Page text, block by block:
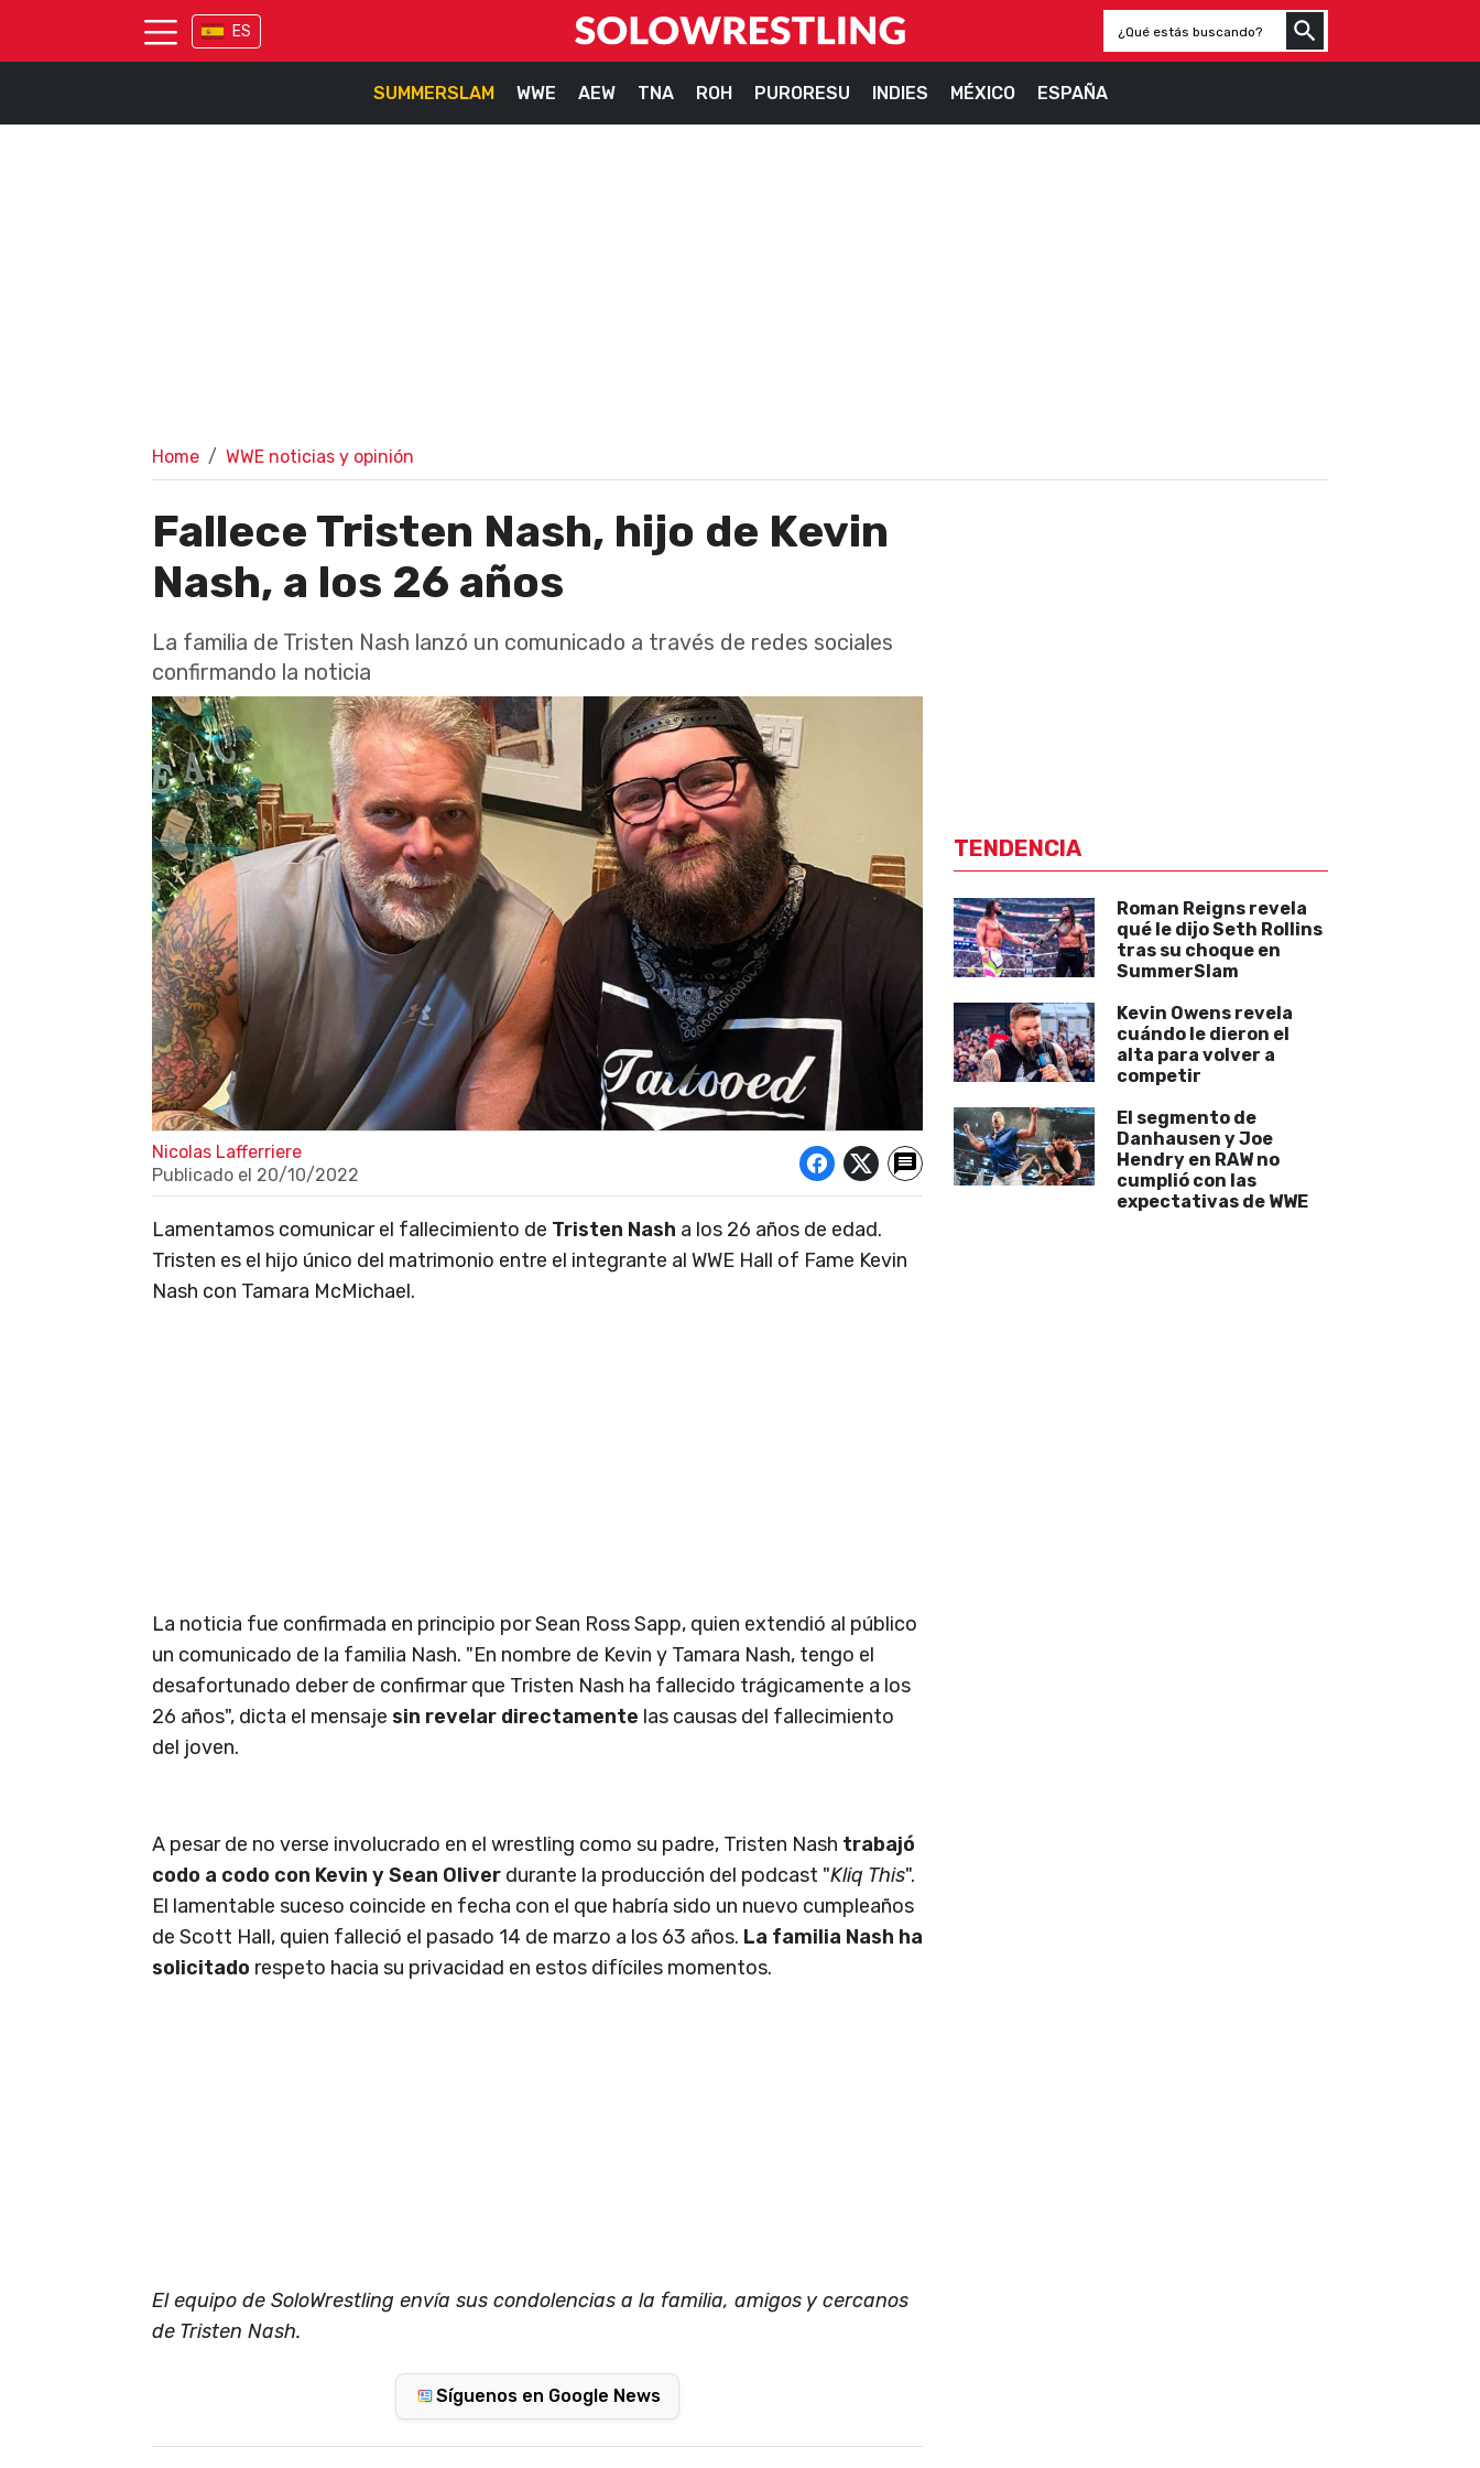
ES
SUMMERSLAM WWE AEW TNA ROH PURORESU INDIES MÉXICO ESPAÑA
Home WWE noticias y opinión
Fallece Tristen Nash, hijo de Kevin
Nash, a los 26 años
La familia de Tristen Nash lanzó un comunicado a través de redes sociales
confirmando la noticia
Nicolas Lafferriere
Publicado el 20/10/2022
Lamentamos comunicar el fallecimiento de Tristen Nash a los 26 años de edad.
Tristen es el hijo único del matrimonio entre el integrante al WWE Hall of Fame Kevin
Nash con Tamara McMichael.
La noticia fue confirmada en principio por Sean Ross Sapp, quien extendió al público
un comunicado de la familia Nash. "En nombre de Kevin y Tamara Nash, tengo el
desafortunado deber de confirmar que Tristen Nash ha fallecido trágicamente a los
26 años", dicta el mensaje sin revelar directamente las causas del fallecimiento
del joven.
A pesar de no verse involucrado en el wrestling como su padre, Tristen Nash trabajó
codo a codo con Kevin y Sean Oliver durante la producción del podcast "Kliq This".
El lamentable suceso coincide en fecha con el que habría sido un nuevo cumpleaños
de Scott Hall, quien falleció el pasado 14 de marzo a los 63 años. La familia Nash ha
solicitado respeto hacia su privacidad en estos difíciles momentos.
El equipo de SoloWrestling envía sus condolencias a la familia, amigos y cercanos
de Tristen Nash.
Síguenos en Google News
TENDENCIA
Roman Reigns revela
qué le dijo Seth Rollins
tras su choque en
SummerSlam
Kevin Owens revela
cuándo le dieron el
alta para volver a
competir
El segmento de
Danhausen y Joe
Hendry en RAW no
cumplió con las
expectativas de WWE